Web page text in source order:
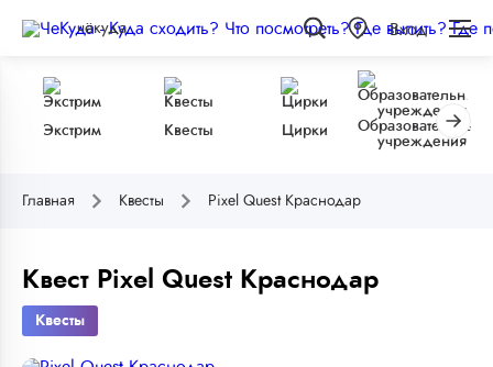
чёкуда Вход
Экстрим Квесты Цирки
Образовательные
учреждения
Главная Квесты Pixel Quest Краснодар
Квест Pixel Quest Краснодар
Квесты